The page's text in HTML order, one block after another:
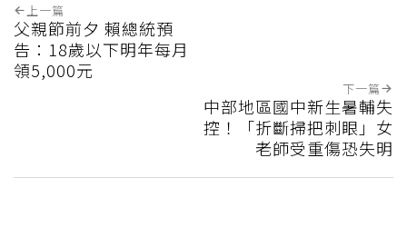
上一篇
父親節前夕 賴總統預
告：18歲以下明年每月
領5,000元
下一篇
中部地區國中新生暑輔失
控！「折斷掃把刺眼」女
老師受重傷恐失明